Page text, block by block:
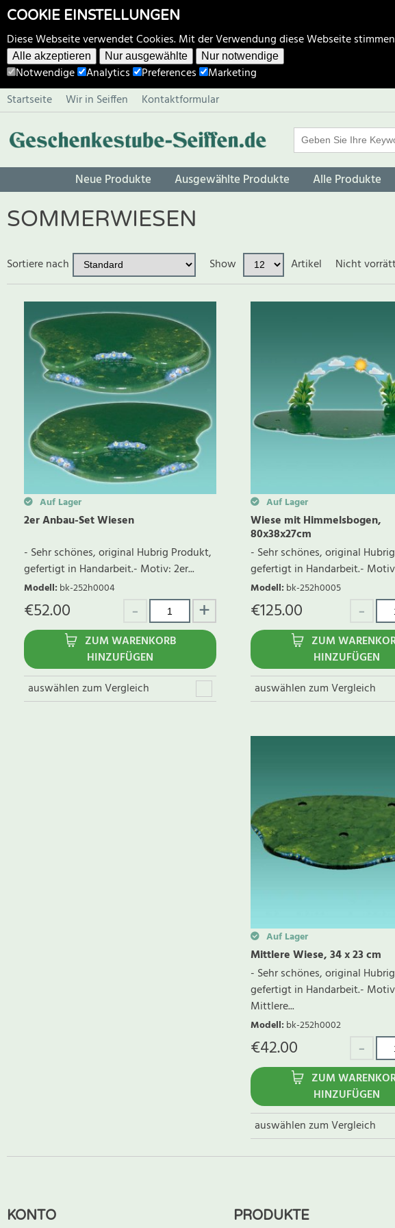
COOKIE EINSTELLUNGEN
Diese Webseite verwendet Cookies. Mit der Verwendung diese Webseite
Alle akzeptieren Nur ausgewählte Nur notwendige
Notwendige Analytics Preferences
Marketing
Startseite
Wir in Seiffen Kontaktformular
Neue Produkte Ausgewählte Produkte Alle Produkte
SOMMERWIESEN
Sortiere nach Show Artikel Nicht
Auf Lager
2er Anbau-Set Wiesen
- Sehr schönes, original Hubrig Produkt,
gefertigt in Handarbeit.- Motiv: 2er...
Modell: bk-252h0004
€52.00
ZUM WARENKORB
HINZUFÜGEN
auswählen zum Vergleich
Auf Lager
Wiese mit Himmelsbogen,
80x38x27cm
- Sehr schönes, original
gefertigt in Handarbeit.-
Modell: bk-252h0005
€125.00
ZUM
HINZUFÜGEN
auswählen zum Vergleich
Auf Lager
Mittlere Wiese, 34 x 23 cm
- Sehr schönes, original
gefertigt in Handarbeit.-
Mittlere...
Modell: bk-252h0002
€42.00
ZUM
HINZUFÜGEN
auswählen zum Vergleich
KONTO PRODUKTE